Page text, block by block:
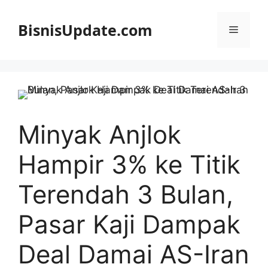
BisnisUpdate.com Menu
Minyak Anjlok
Hampir 3% ke Titik
Terendah 3 Bulan,
Pasar Kaji Dampak
Deal Damai AS-Iran